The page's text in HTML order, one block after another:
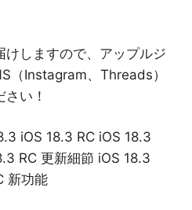
しますので、アップルジ
（Instagram、Threads）
い！